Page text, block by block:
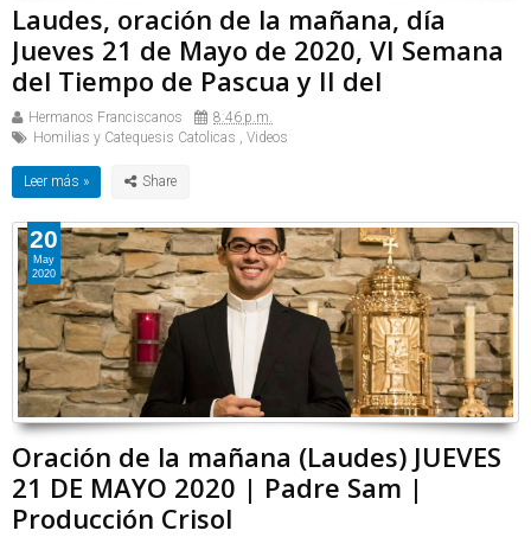
Laudes, oración de la mañana, día
Jueves 21 de Mayo de 2020, VI Semana
del Tiempo de Pascua y II del
Hermanos Franciscanos
8:46 p.m.
Homilias y Catequesis Catolicas , Videos
Leer más »
Oración de la mañana (Laudes) JUEVES
21 DE MAYO 2020 | Padre Sam |
Producción Crisol
20
May
2020